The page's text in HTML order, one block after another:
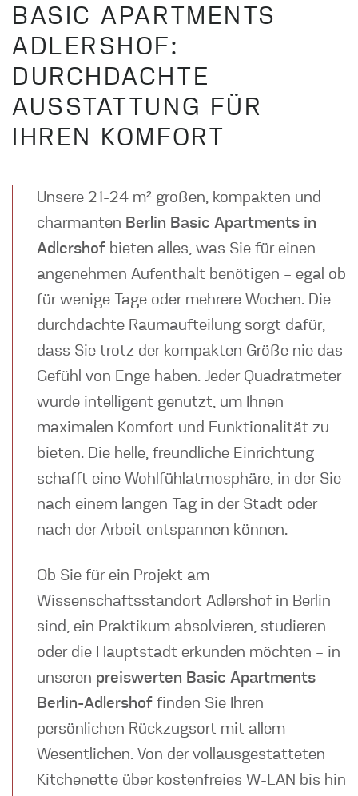
BASIC APARTMENTS
ADLERSHOF:
DURCHDACHTE
AUSSTATTUNG FÜR
IHREN KOMFORT
Unsere 21-24 m² großen, kompakten und
charmanten Berlin Basic Apartments in
Adlershof bieten alles, was Sie für einen
angenehmen Aufenthalt benötigen – egal ob
für wenige Tage oder mehrere Wochen. Die
durchdachte Raumaufteilung sorgt dafür,
dass Sie trotz der kompakten Größe nie das
Gefühl von Enge haben. Jeder Quadratmeter
wurde intelligent genutzt, um Ihnen
maximalen Komfort und Funktionalität zu
bieten. Die helle, freundliche Einrichtung
schafft eine Wohlfühlatmosphäre, in der Sie
nach einem langen Tag in der Stadt oder
nach der Arbeit entspannen können.
Ob Sie für ein Projekt am
Wissenschaftsstandort Adlershof in Berlin
sind, ein Praktikum absolvieren, studieren
oder die Hauptstadt erkunden möchten – in
unseren preiswerten Basic Apartments
Berlin-Adlershof finden Sie Ihren
persönlichen Rückzugsort mit allem
Wesentlichen. Von der vollausgestatteten
Kitchenette über kostenfreies W-LAN bis hin